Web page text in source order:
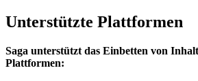
Unterstützte Plattformen
Saga unterstützt das Einbetten von
Plattformen: